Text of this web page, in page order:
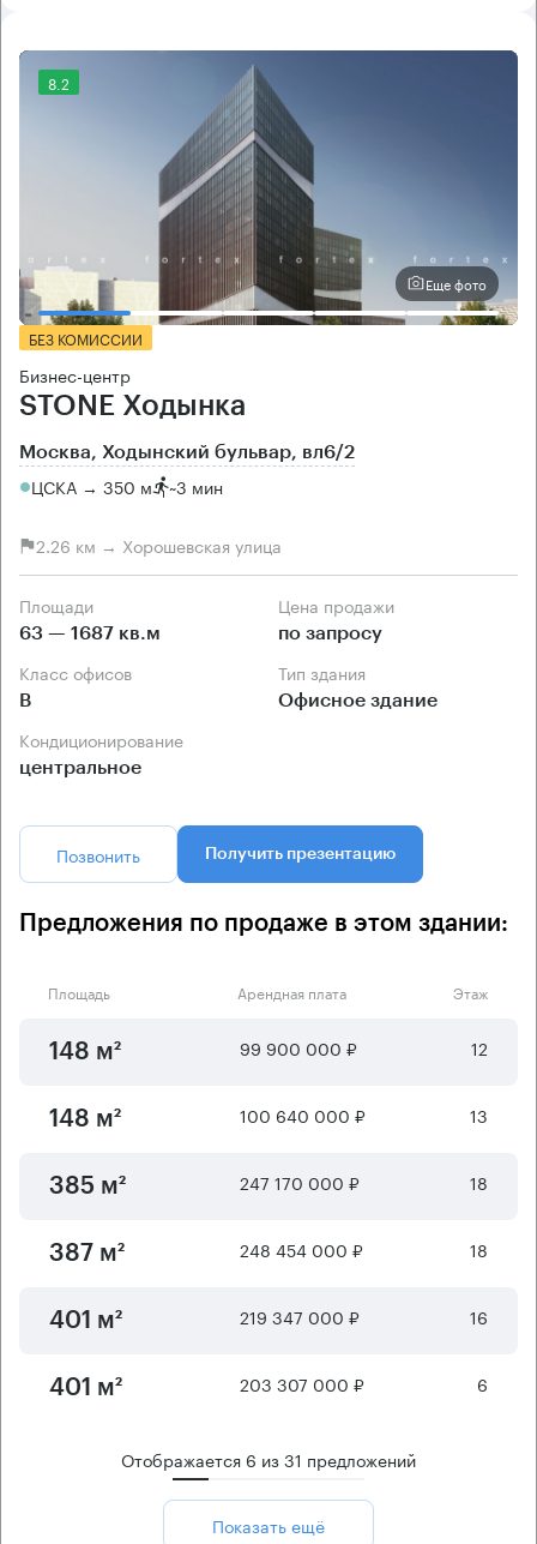
8.2
Еще фото
БЕЗ КОМИССИИ
Бизнес-центр
STONE Ходынка
Москва, Ходынский бульвар, вл6/2
ЦСКА → 350 м ~3 мин
2.26 км → Хорошевская улица
Площади
63 — 1687 кв.м
Цена продажи
по запросу
Класс офисов
B
Тип здания
Офисное здание
Кондиционирование
центральное
Позвонить Получить презентацию
Предложения по продаже в этом здании:
Площадь Арендная плата Этаж
148 м² 99 900 000 ₽ 12
148 м² 100 640 000 ₽ 13
385 м² 247 170 000 ₽ 18
387 м² 248 454 000 ₽ 18
401 м² 219 347 000 ₽ 16
401 м² 203 307 000 ₽ 6
Отображается 6 из31 предложений
Показать ещё